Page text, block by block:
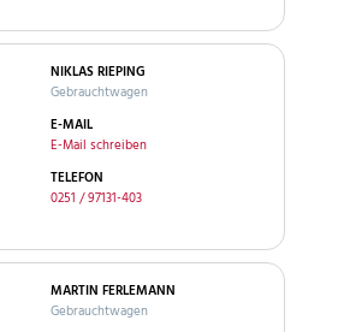
NIKLAS RIEPING
Gebrauchtwagen
E-MAIL
E-Mail schreiben
TELEFON
0251 / 97131-403
MARTIN FERLEMANN
Gebrauchtwagen